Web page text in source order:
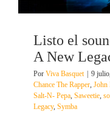
Listo el
A New
Por Viva Basquet | 9
Chance The Rapper John
Salt-N- Pepa Saweetie
Legacy, Symba